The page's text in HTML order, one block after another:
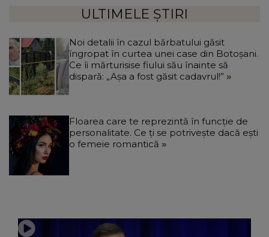
ULTIMELE ȘTIRI
Noi detalii în cazul bărbatului găsit
îngropat în curtea unei case din Botoșani.
Ce îi mărturisise fiului său înainte să
dispară: „Așa a fost găsit cadavrul!”
Floarea care te reprezintă în funcție de
personalitate. Ce ți se potrivește dacă ești
o femeie romantică